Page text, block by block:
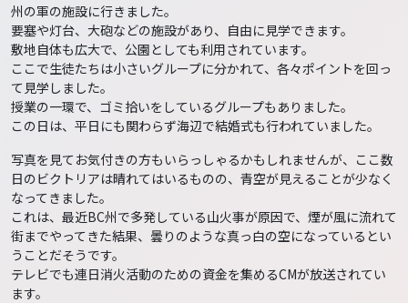
州の軍の施設に行きました。
要塞や灯台、大砲などの施設があり、自由に見学できます。
敷地自体も広大で、公園としても利用されています。
ここで生徒たちは小さいグループに分かれて、各々ポイントを回っ
て見学しました。
授業の一環で、ゴミ拾いをしているグループもありました。
この日は、平日にも関わらず海辺で結婚式も行われていました。
写真を見てお気付きの方もいらっしゃるかもしれませんが、ここ数
日のビクトリアは晴れてはいるものの、青空が見えることが少なく
なってきました。
これは、最近BC州で多発している山火事が原因で、煙が風に流れて
街までやってきた結果、曇りのような真っ白の空になっているとい
うことだそうです。
テレビでも連日消火活動のための資金を集めるCMが放送されてい
ます。